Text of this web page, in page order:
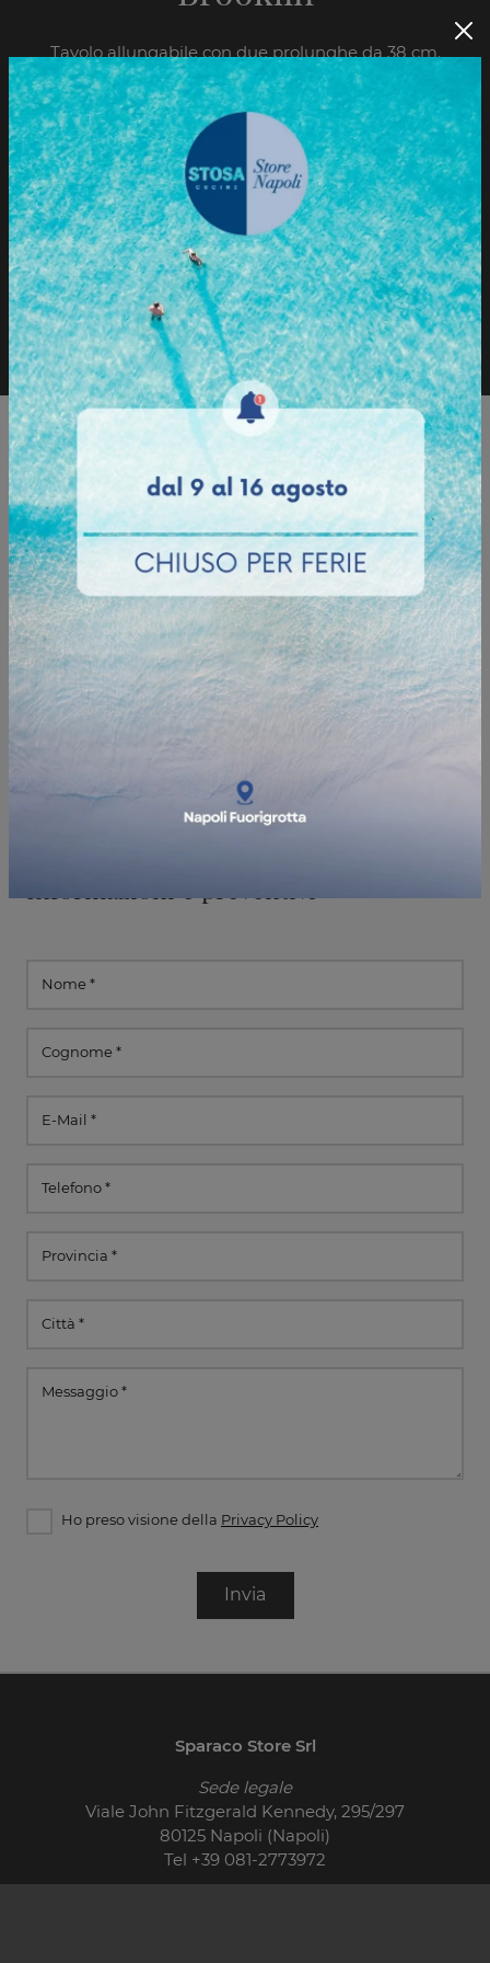
Tavolo allungabile con due prolunghe da 38 cm.
Struttura fusto in metallo rivestita in legno e gambe
in legno verniciato. Piano in nobilitato TSS sp. 2 cm.
Sfoglia il Catalogo
Richiedi informazioni
Sfoglia il catalogo
Ho preso visione della Privacy Policy
Invia
Sparaco Store Srl
Sede legale
Viale John Fitzgerald Kennedy, 295/297
80125 Napoli (Napoli)
Tel +39 081-2773972